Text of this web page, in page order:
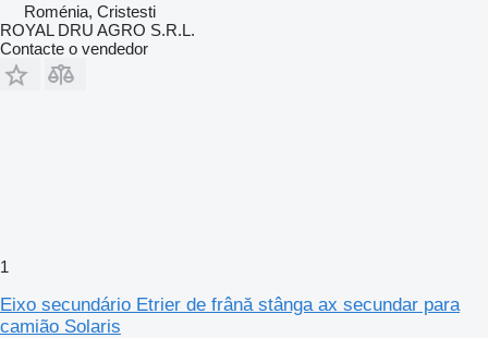
Roménia, Cristesti
ROYAL DRU AGRO S.R.L.
Contacte o vendedor
1
Eixo secundário Etrier de frână stânga ax secundar para
camião Solaris